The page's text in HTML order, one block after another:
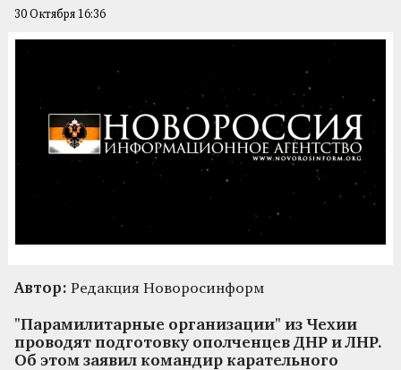
30 Октября 16:36
Автор: Редакция Новоросинформ
"Парамилитарные организации" из Чехии
проводят подготовку ополченцев ДНР и ЛНР.
Об этом заявил командир карательного